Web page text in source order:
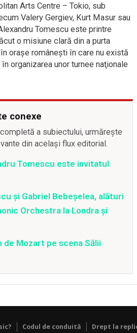
Arts Centre – Tokio, sub
Valery Gergiev, Kurt Masur sau
Tomescu este printre
o misiune clară din a purta
oraşe româneşti în care nu există
organizarea unor turnee naţionale
conexe
a subiectului, urmărește
din același flux editorial.
Tomescu este invitatul
şi Gabriel Bebeşelea, alături
Orchestra la Londra şi
de Mozart pe scena Sălii
Codul de conduită Drept la